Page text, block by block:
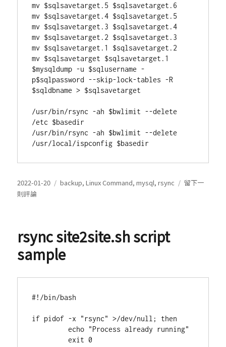
mv $sqlsavetarget.5 $sqlsavetarget.6
mv $sqlsavetarget.4 $sqlsavetarget.5
mv $sqlsavetarget.3 $sqlsavetarget.4
mv $sqlsavetarget.2 $sqlsavetarget.3
mv $sqlsavetarget.1 $sqlsavetarget.2
mv $sqlsavetarget $sqlsavetarget.1
$mysqldump -u $sqlusername -
p$sqlpassword --skip-lock-tables -R
$sqldbname > $sqlsavetarget
/usr/bin/rsync -ah $bwlimit --delete
/etc $basedir
/usr/bin/rsync -ah $bwlimit --delete
發
表
2022-01-20
分
backup,Linux Command,mysql,rsync
留下一
則評論在
Auto
directory,
date
name,
mySQL,
rsync site2site.sh script
sample
#!/bin/bash
if pidof -x "rsync" >/dev/null; then
         echo "Process already running"
         exit 0